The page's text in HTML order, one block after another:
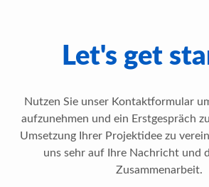
Let's get
Nutzen Sie unser Kontaktformular
aufzunehmen und ein Erstgespräch
Umsetzung Ihrer Projektidee zu
uns sehr auf Ihre Nachricht und
Zusammenarbeit.